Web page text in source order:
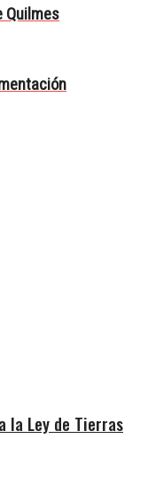
Quilmes
la Ley de Tierras